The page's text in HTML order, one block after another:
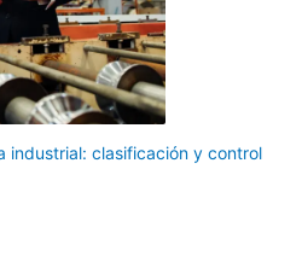
industrial: clasificación y control